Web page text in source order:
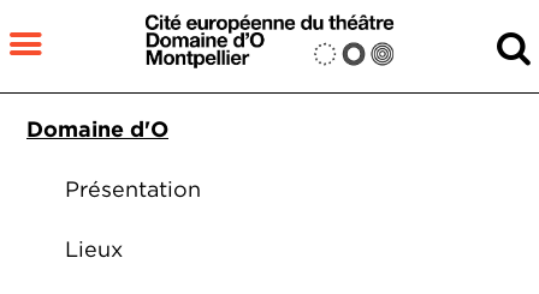
Aller au contenu principal
Domaine d'O
Présentation
Lieux